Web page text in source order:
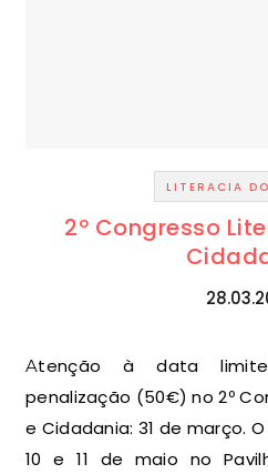
LITERACIA
2º Congresso
Atenção à data limite de inscrição sem
penalização (50€) no 2º
e Cidadania: 31 de março.
10 e 11 de maio no